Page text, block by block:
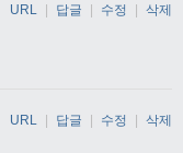
URL | 답글 | 수정 | 삭제
URL | 답글 | 수정 | 삭제